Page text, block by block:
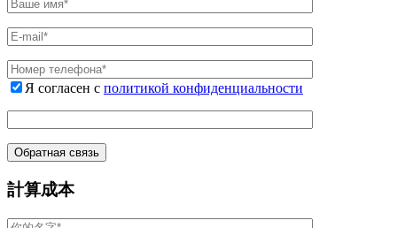
Я согласен с политикой конфиденциальности
計算成本